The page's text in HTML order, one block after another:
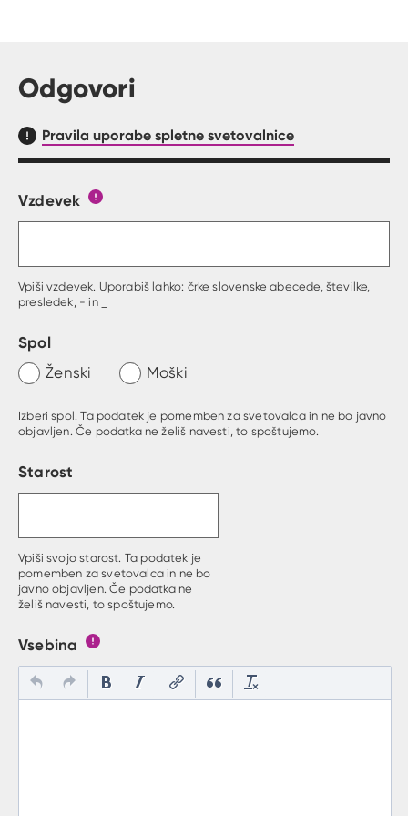
Odgovori
Pravila uporabe spletne svetovalnice
Obrazec, kjer lahko zastaviš vprašanje
Vzdevek
Vpiši vzdevek. Uporabiš lahko: črke slovenske abecede, številke,
presledek, - in _
Spol
Ženski Moški
Izberi spol. Ta podatek je pomemben za svetovalca in ne bo javno
objavljen. Če podatka ne želiš navesti, to spoštujemo.
Starost
Vpiši svojo starost. Ta podatek je
pomemben za svetovalca in ne bo
javno objavljen. Če podatka ne
želiš navesti, to spoštujemo.
Vsebina